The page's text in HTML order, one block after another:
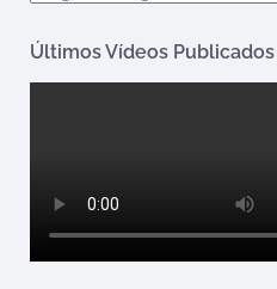
Últimos Vídeos Publicados